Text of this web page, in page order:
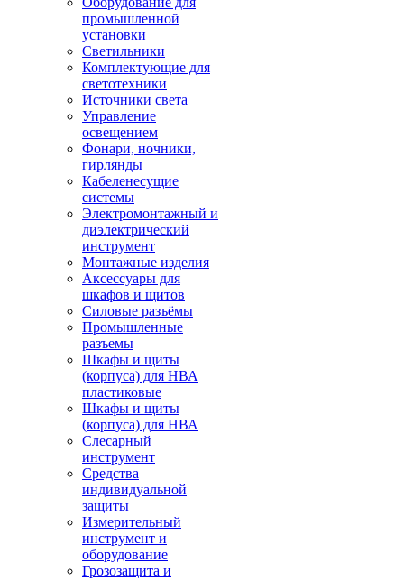
промышленной
установки
Светильники
Комплектующие для
светотехники
Источники света
Управление
освещением
Фонари, ночники,
гирлянды
Кабеленесущие
системы
Электромонтажный и
диэлектрический
инструмент
Монтажные изделия
Аксессуары для
шкафов и щитов
Силовые разъёмы
Промышленные
разъемы
Шкафы и щиты
(корпуса) для НВА
пластиковые
Шкафы и щиты
(корпуса) для НВА
Слесарный
инструмент
Средства
индивидуальной
защиты
Измерительный
инструмент и
оборудование
Грозозащита и